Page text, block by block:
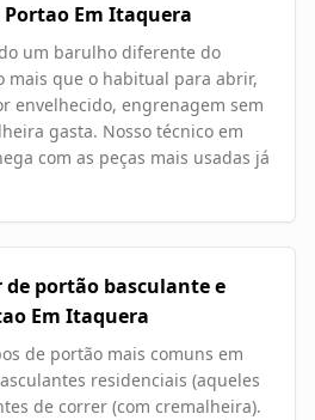
Em Itaquera
um barulho diferente do
mais que o habitual para abrir,
envelhecido, engrenagem sem
gasta. Nosso técnico em
com as peças mais usadas já
portão basculante e
Em Itaquera
de portão mais comuns em
residenciais (aqueles
de correr (com cremalheira).